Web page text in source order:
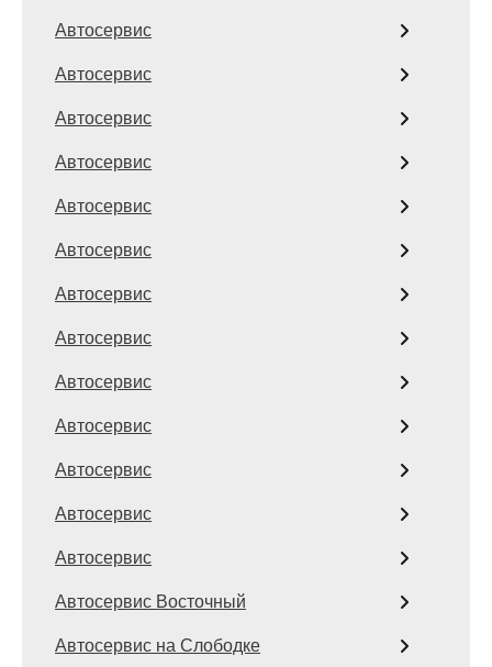
Автосервис
Автосервис
Автосервис
Автосервис
Автосервис
Автосервис
Автосервис
Автосервис
Автосервис
Автосервис
Автосервис
Автосервис
Автосервис
Автосервис Восточный
Автосервис на Слободке